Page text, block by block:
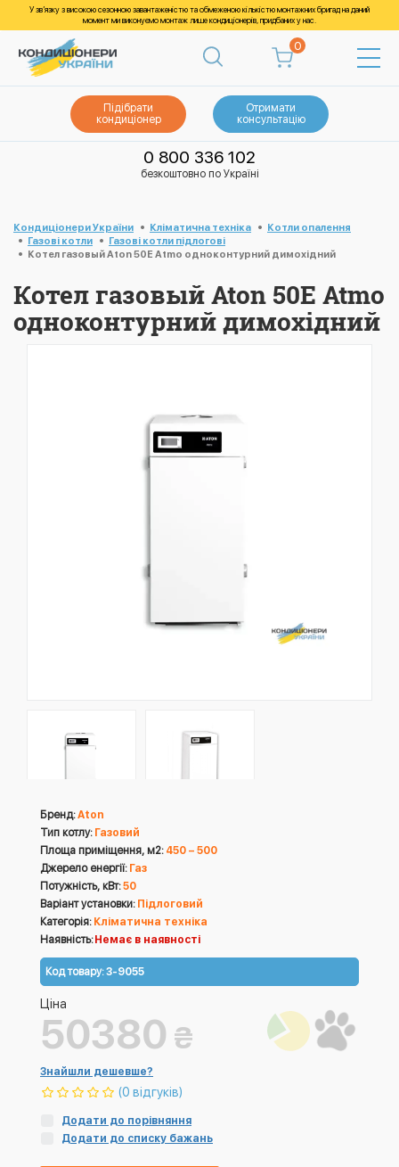
У зв’язку з високою сезонною завантаженістю та обмеженою кількістю монтажних бригад на даний
момент ми виконуємо монтаж лише кондиціонерів, придбаних у нас.
0
Підібрати
кондиціонер
Отримати
консультацію
0 800 336 102
безкоштовно по Україні
Кондиціонери України Кліматична техніка
Котли опалення
Газові котли
Газові котли підлогові
Котел газовый Aton 50Е Atmo одноконтурний димохідний
Котел газовый Aton 50Е Atmo
одноконтурний димохідний
Бренд:Aton
Тип котлу: Газовий
Площа приміщення, м2: 450 – 500
Джерело енергії: Газ
Потужність, кВт:50
Варіант установки: Підлоговий
Категорія: Кліматична техніка
Наявність: Немає в наявності
Код товару:3-9055
Ціна
50380 ₴
Знайшли дешевше?
(0 відгуків)
Додати до порівняння
Додати до списку бажань